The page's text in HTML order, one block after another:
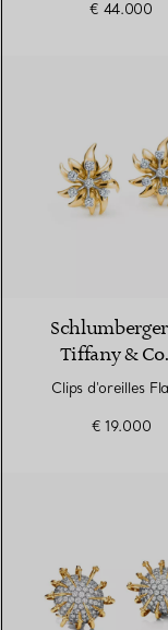
€ 44.000
Tiffany &
Clips d'oreilles
€ 19.000